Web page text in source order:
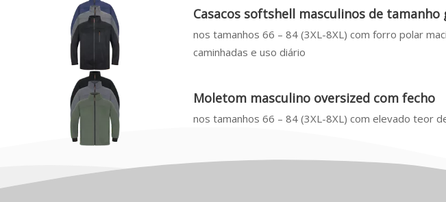
Casacos softshell masculinos de tamanho
nos tamanhos 66 – 84 (3XL-8XL) com forro polar
caminhadas e uso diário
Moletom masculino oversized com fecho
nos tamanhos 66 – 84 (3XL-8XL) com elevado teor